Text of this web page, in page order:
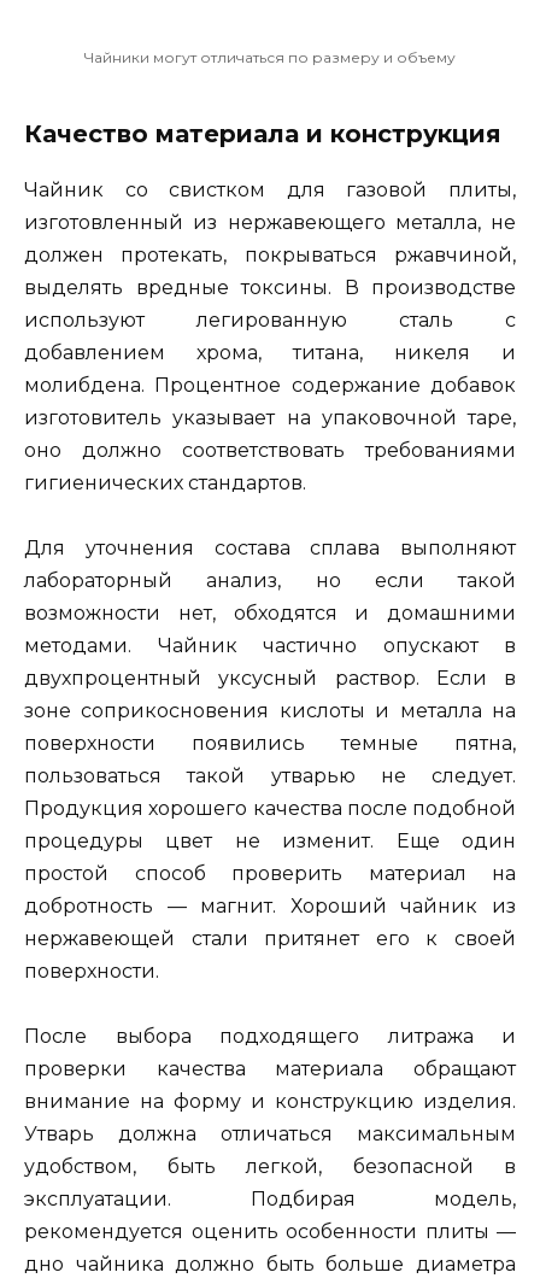
Чайники могут отличаться по размеру и объему
Качество материала и конструкция
Чайник со свистком для газовой плиты,
изготовленный из нержавеющего металла, не
должен протекать, покрываться ржавчиной,
выделять вредные токсины. В производстве
используют легированную сталь с
добавлением хрома, титана, никеля и
молибдена. Процентное содержание добавок
изготовитель указывает на упаковочной таре,
оно должно соответствовать требованиями
гигиенических стандартов.
Для уточнения состава сплава выполняют
лабораторный анализ, но если такой
возможности нет, обходятся и домашними
методами. Чайник частично опускают в
двухпроцентный уксусный раствор. Если в
зоне соприкосновения кислоты и металла на
поверхности появились темные пятна,
пользоваться такой утварью не следует.
Продукция хорошего качества после подобной
процедуры цвет не изменит. Еще один
простой способ проверить материал на
добротность — магнит. Хороший чайник из
нержавеющей стали притянет его к своей
поверхности.
После выбора подходящего литража и
проверки качества материала обращают
внимание на форму и конструкцию изделия.
Утварь должна отличаться максимальным
удобством, быть легкой, безопасной в
эксплуатации. Подбирая модель,
рекомендуется оценить особенности плиты —
дно чайника должно быть больше диаметра